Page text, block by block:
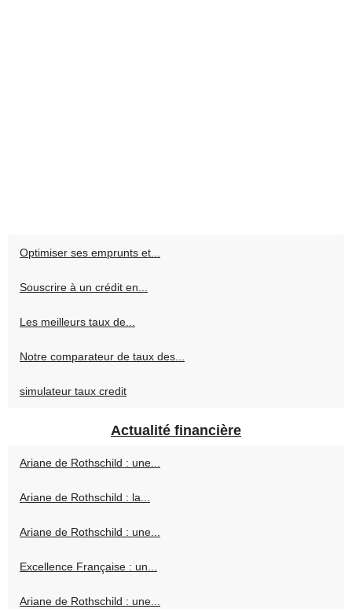
Optimiser ses emprunts et...
Souscrire à un crédit en...
Les meilleurs taux de...
Notre comparateur de taux des...
simulateur taux credit
Actualité financière
Ariane de Rothschild : une...
Ariane de Rothschild : la...
Ariane de Rothschild : une...
Excellence Française : un...
Ariane de Rothschild : une...